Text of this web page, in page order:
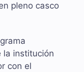
pleno casco
la institución
con el